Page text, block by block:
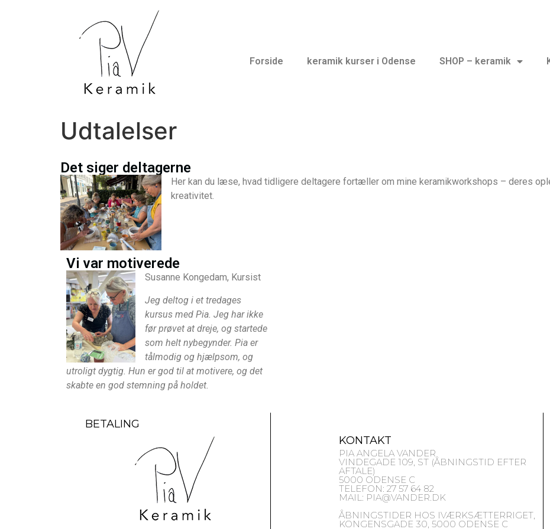
Forside keramik kurser i Odense SHOP – keramik
Udtalelser
Det siger deltagerne
Her kan du læse, hvad tidligere deltagere fortæller om mine keramikworkshops – deres
kreativitet.
Vi var motiverede
Susanne Kongedam, Kursist
Jeg deltog i et tredages
kursus med Pia. Jeg har ikke
før prøvet at dreje, og startede
som helt nybegynder. Pia er
tålmodig og hjælpsom, og
utroligt dygtig. Hun er god til at motivere, og det
skabte en god stemning på holdet.
BETALING
KONTAKT
PIA ANGELA VANDER
VINDEGADE 109, ST (ÅBNINGSTID EFTER
AFTALE)
5000 ODENSE C
TELEFON: 27 57 64 82
MAIL: PIA@VANDER.DK
ÅBNINGSTIDER HOS IVÆRKSÆTTERRIGET,
KONGENSGADE 30, 5000 ODENSE C